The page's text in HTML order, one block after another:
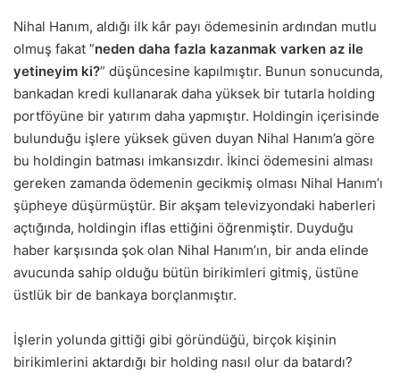
Nihal Hanım, aldığı ilk kâr payı ödemesinin ardından mutlu
olmuş fakat ”neden daha fazla kazanmak varken az ile
yetineyim ki?” düşüncesine kapılmıştır. Bunun sonucunda,
bankadan kredi kullanarak daha yüksek bir tutarla holding
portföyüne bir yatırım daha yapmıştır. Holdingin içerisinde
bulunduğu işlere yüksek güven duyan Nihal Hanım’a göre
bu holdingin batması imkansızdır. İkinci ödemesini alması
gereken zamanda ödemenin gecikmiş olması Nihal Hanım’ı
şüpheye düşürmüştür. Bir akşam televizyondaki haberleri
açtığında, holdingin iflas ettiğini öğrenmiştir. Duyduğu
haber karşısında şok olan Nihal Hanım’ın, bir anda elinde
avucunda sahip olduğu bütün birikimleri gitmiş, üstüne
üstlük bir de bankaya borçlanmıştır.
İşlerin yolunda gittiği gibi göründüğü, birçok kişinin
birikimlerini aktardığı bir holding nasıl olur da batardı?